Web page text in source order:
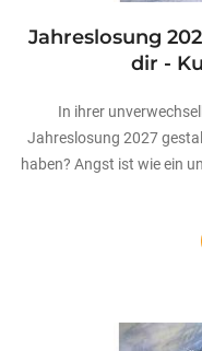
Jahreslosung
dir -
In ihrer
Jahreslosung 2027
haben? Angst ist wie ein